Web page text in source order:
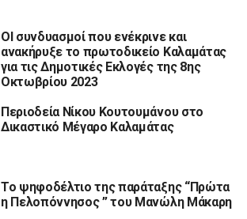
ΟΙ συνδυασμοί που ενέκρινε και
ανακήρυξε το πρωτοδικείο Καλαμάτας
για τις Δημοτικές Εκλογές της 8ης
Οκτωβρίου 2023
Περιοδεία Νίκου Κουτουμάνου στο
Δικαστικό Μέγαρο Καλαμάτας
Το ψηφοδέλτιο της παράταξης “Πρώτα
η Πελοπόννησος ” του Μανώλη Μάκαρη